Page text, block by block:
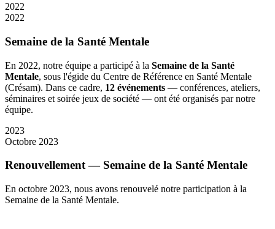
2022
2022
Semaine de la Santé Mentale
En 2022, notre équipe a participé à la Semaine de la Santé
Mentale, sous l'égide du Centre de Référence en Santé Mentale
(Crésam). Dans ce cadre, 12 événements — conférences, ateliers,
séminaires et soirée jeux de société — ont été organisés par notre
équipe.
2023
Octobre 2023
Renouvellement — Semaine de la Santé Mentale
En octobre 2023, nous avons renouvelé notre participation à la
Semaine de la Santé Mentale.